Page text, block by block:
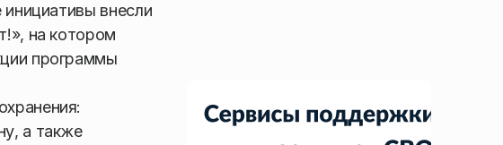
внесли
на котором
программы
а также